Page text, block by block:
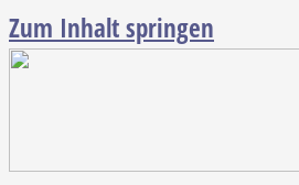
Zum Inhalt springen